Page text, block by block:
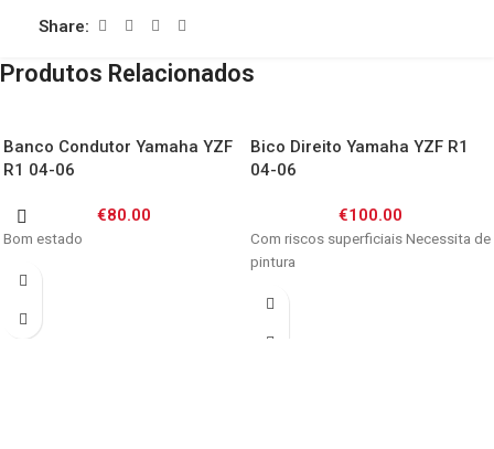
Share:
Produtos Relacionados
Banco Condutor Yamaha YZF
R1 04-06
€80.00
Bom estado
Bico Direito Yamaha YZF R1
04-06
€100.00
Com riscos superficiais Necessita de
pintura